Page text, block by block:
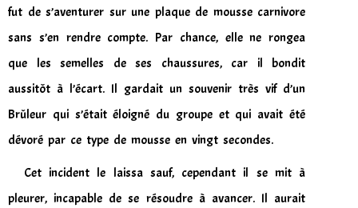
fut de s’aventurer sur une plaque de mousse carnivore
sans s’en rendre compte. Par chance, elle ne rongea
que les semelles de ses chaussures, car il bondit
aussitôt à l’écart. Il gardait un souvenir très vif d’un
Brûleur qui s’était éloigné du groupe et qui avait été
dévoré par ce type de mousse en vingt secondes.
Cet incident le laissa sauf, cependant il se mit à
pleurer, incapable de se résoudre à avancer. Il aurait